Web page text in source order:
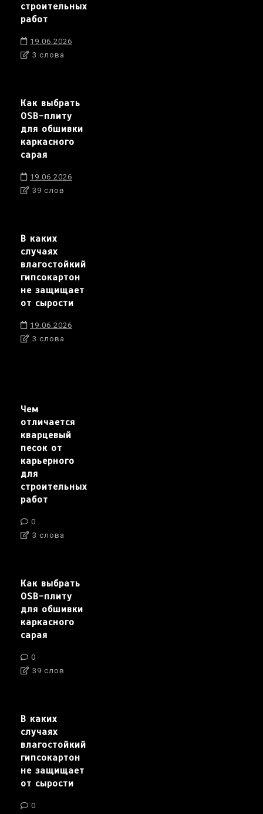
строительных
работ
19.06.2026
3 слова
Как выбрать
OSB-плиту
для обшивки
каркасного
сарая
19.06.2026
39 слов
В каких
случаях
влагостойкий
гипсокартон
не защищает
от сырости
19.06.2026
3 слова
Чем
отличается
кварцевый
песок от
карьерного
для
строительных
работ
0
3 слова
Как выбрать
OSB-плиту
для обшивки
каркасного
сарая
0
39 слов
В каких
случаях
влагостойкий
гипсокартон
не защищает
от сырости
0